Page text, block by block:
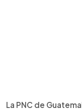
La PNC de